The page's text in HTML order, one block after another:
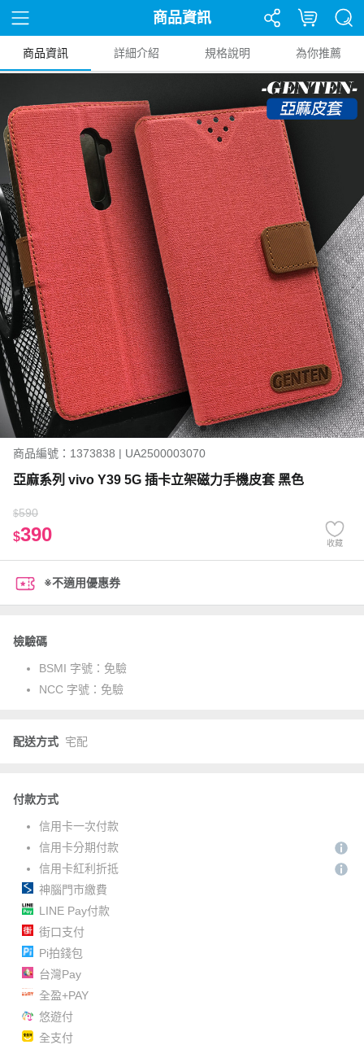
商品資訊
商品資訊 詳細介紹 規格說明 為你推薦
商品編號：1373838 | UA2500003070
亞麻系列 vivo Y39 5G 插卡立架磁力手機皮套 黑色
$590
$390 收藏
※不適用優惠券
檢驗碼
BSMI 字號： 免驗
NCC 字號： 免驗
配送方式 宅配
付款方式
信用卡一次付款
信用卡分期付款
信用卡紅利折抵
神腦門市繳費
LINE Pay付款
街口支付
Pi拍錢包
台灣Pay
全盈+PAY
悠遊付
全支付